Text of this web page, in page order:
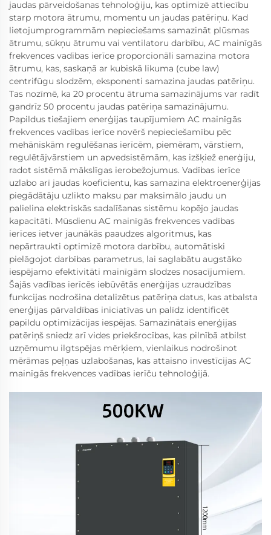
jaudas pārveidošanas tehnoloģiju, kas optimizē attiecību
starp motora ātrumu, momentu un jaudas patēriņu. Kad
lietojumprogrammām nepieciešams samazināt plūsmas
ātrumu, sūkņu ātrumu vai ventilatoru darbību, AC mainīgās
frekvences vadības ierīce proporcionāli samazina motora
ātrumu, kas, saskaņā ar kubiskā likuma (cube law)
centrifūgu slodzēm, eksponenti samazina jaudas patēriņu.
Tas nozīmē, ka 20 procentu ātruma samazinājums var radīt
gandrīz 50 procentu jaudas patēriņa samazinājumu.
Papildus tiešajiem enerģijas taupījumiem AC mainīgās
frekvences vadības ierīce novērš nepieciešamību pēc
mehāniskām regulēšanas ierīcēm, piemēram, vārstiem,
regulētājvārstiem un apvedsistēmām, kas izšķiež enerģiju,
radot sistēmā mākslīgas ierobežojumus. Vadības ierīce
uzlabo arī jaudas koeficientu, kas samazina elektroenerģijas
piegādātāju uzlikto maksu par maksimālo jaudu un
palielina elektriskās sadalīšanas sistēmu kopējo jaudas
kapacitāti. Mūsdienu AC mainīgās frekvences vadības
ierīces ietver jaunākās paaudzes algoritmus, kas
nepārtraukti optimizē motora darbību, automātiski
pielāgojot darbības parametrus, lai saglabātu augstāko
iespējamo efektivitāti mainīgām slodzes nosacījumiem.
Šajās vadības ierīcēs iebūvētās enerģijas uzraudzības
funkcijas nodrošina detalizētus patēriņa datus, kas atbalsta
enerģijas pārvaldības iniciatīvas un palīdz identificēt
papildu optimizācijas iespējas. Samazinātais enerģijas
patēriņš sniedz arī vides priekšrocības, kas pilnībā atbilst
uzņēmumu ilgtspējas mērķiem, vienlaikus nodrošinot
mērāmas peļņas uzlabošanas, kas attaisno investīcijas AC
mainīgās frekvences vadības ierīču tehnoloģijā.